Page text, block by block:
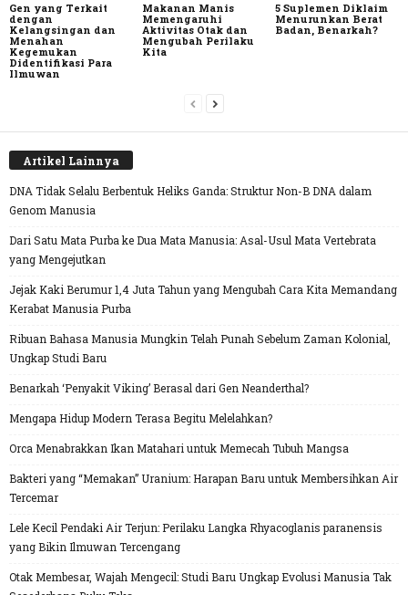
Gen yang Terkait
dengan
Kelangsingan dan
Menahan
Kegemukan
Didentifikasi Para
Ilmuwan
Makanan Manis
Memengaruhi
Aktivitas Otak dan
Mengubah Perilaku
Kita
5 Suplemen Diklaim
Menurunkan Berat
Badan, Benarkah?
Artikel Lainnya
DNA Tidak Selalu Berbentuk Heliks Ganda: Struktur Non-B DNA dalam
Genom Manusia
Dari Satu Mata Purba ke Dua Mata Manusia: Asal-Usul Mata Vertebrata
yang Mengejutkan
Jejak Kaki Berumur 1,4 Juta Tahun yang Mengubah Cara Kita Memandang
Kerabat Manusia Purba
Ribuan Bahasa Manusia Mungkin Telah Punah Sebelum Zaman Kolonial,
Ungkap Studi Baru
Benarkah ‘Penyakit Viking’ Berasal dari Gen Neanderthal?
Mengapa Hidup Modern Terasa Begitu Melelahkan?
Orca Menabrakkan Ikan Matahari untuk Memecah Tubuh Mangsa
Bakteri yang “Memakan” Uranium: Harapan Baru untuk Membersihkan Air
Tercemar
Lele Kecil Pendaki Air Terjun: Perilaku Langka Rhyacoglanis paranensis
yang Bikin Ilmuwan Tercengang
Otak Membesar, Wajah Mengecil: Studi Baru Ungkap Evolusi Manusia Tak